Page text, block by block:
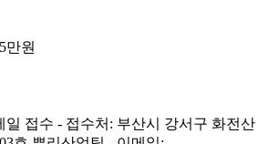
만원
일 접수 - 접수처: 부산시 강서구 화전산